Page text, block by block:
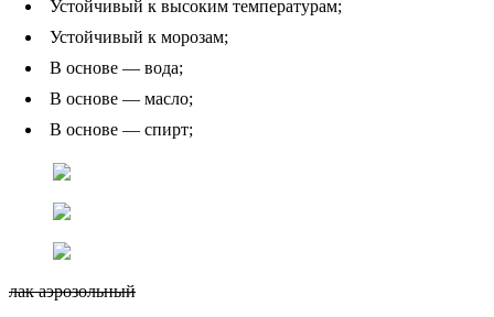
Устойчивый к высоким температурам;
Устойчивый к морозам;
В основе — вода;
В основе — масло;
В основе — спирт;
лак аэрозольный